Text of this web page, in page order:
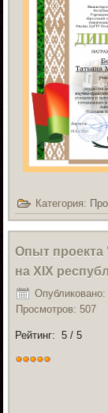
Категория:
Опыт проекта
на XIX
Просмотров: 507
Рейтинг:5 /5